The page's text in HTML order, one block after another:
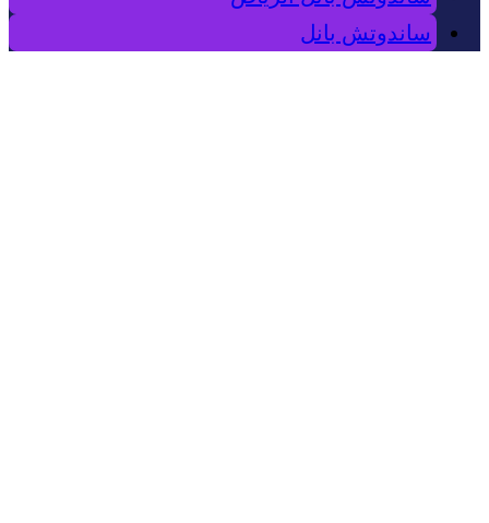
ساندوتش بانل